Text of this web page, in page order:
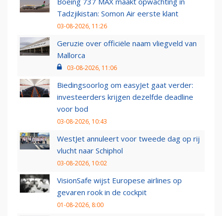
Tadzjikistan: Somon Air eerste klant
03-08-2026, 11:26
Geruzie over officiële naam vliegveld van
Mallorca
03-08-2026, 11:06
Biedingsoorlog om easyJet gaat verder:
investeerders krijgen dezelfde deadline
voor bod
03-08-2026, 10:43
WestJet annuleert voor tweede dag op rij
vlucht naar Schiphol
03-08-2026, 10:02
VisionSafe wijst Europese airlines op
gevaren rook in de cockpit
01-08-2026, 8:00